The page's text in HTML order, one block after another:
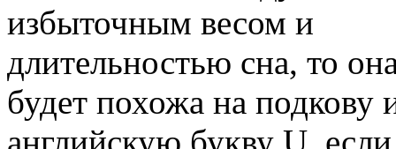
избыточным весом и
длительностью сна, то
будет похожа на подкову
английскую букву U,